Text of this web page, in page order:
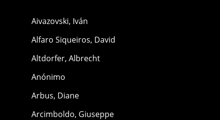
Aivazovski, Iván
Alfaro Siqueiros, David
Altdorfer, Albrecht
Anónimo
Arbus, Diane
Arcimboldo, Giuseppe